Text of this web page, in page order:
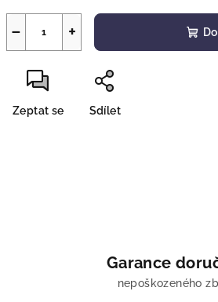
+
−
Zeptat se Sdílet
Garance
nepoškozeného